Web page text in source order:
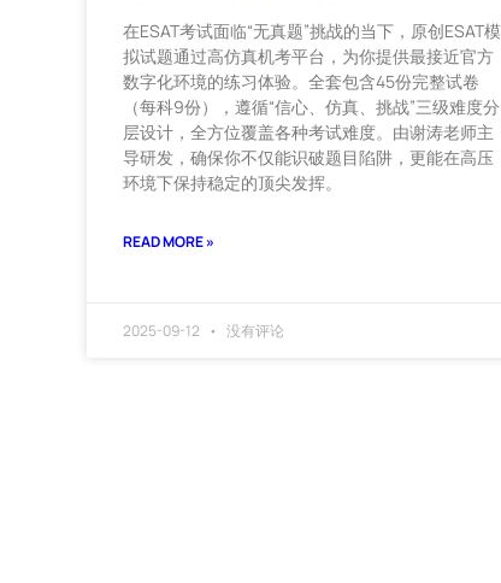
在ESAT考试面临“无真题”挑战的当下，原创ESAT模
拟试题通过高仿真机考平台，为你提供最接近官方
数字化环境的练习体验。全套包含45份完整试卷
（每科9份），遵循“信心、仿真、挑战”三级难度分
层设计，全方位覆盖各种考试难度。由谢涛老师主
导研发，确保你不仅能识破题目陷阱，更能在高压
环境下保持稳定的顶尖发挥。
READ MORE »
2025-09-12 没有评论